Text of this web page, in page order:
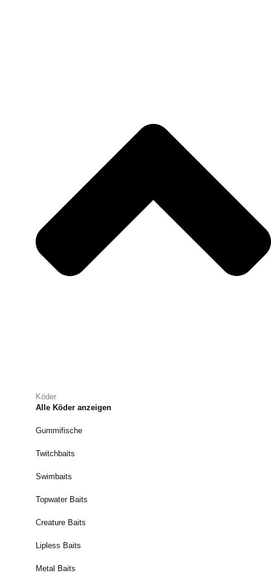
Köder
Alle Köder anzeigen
Gummifische
Twitchbaits
Swimbaits
Topwater Baits
Creature Baits
Lipless Baits
Metal Baits